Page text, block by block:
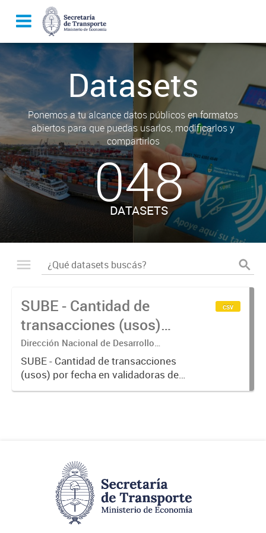
Datasets
Ponemos a tu alcance datos públicos en formatos
abiertos para que puedas usarlos, modificarlos y
compartirlos
048
DATASETS
SUBE - Cantidad de
transacciones (usos)
por fecha
Dirección Nacional de Desarrollo
Tecnológico - Ministerio de Transporte.
SUBE - Cantidad de transacciones
(usos) por fecha en validadoras de
la red SUBE.
csv